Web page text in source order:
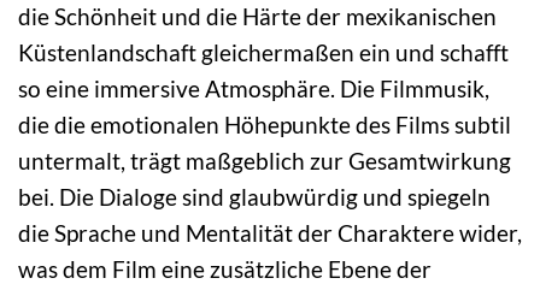
die Schönheit und die Härte der mexikanischen
Küstenlandschaft gleichermaßen ein und schafft
so eine immersive Atmosphäre. Die Filmmusik,
die die emotionalen Höhepunkte des Films subtil
untermalt, trägt maßgeblich zur Gesamtwirkung
bei. Die Dialoge sind glaubwürdig und spiegeln
die Sprache und Mentalität der Charaktere wider,
was dem Film eine zusätzliche Ebene der